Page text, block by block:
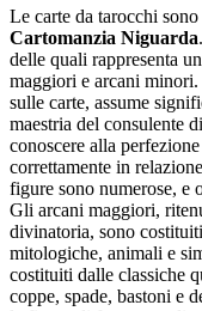
Le carte da tarocchi
Cartomanzia Niguarda
delle quali rappresenta
maggiori e arcani
sulle carte, assume
maestria del consulente di
conoscere alla
correttamente in
figure sono numerose, e
Gli arcani maggiori,
divinatoria, sono
mitologiche, animali e
costituiti dalle classiche
coppe, spade, bastoni e